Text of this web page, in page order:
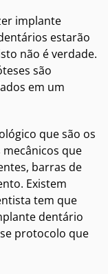
implante
estarão
não é verdade.
são
em um
que são os
que
barras de
Existem
tem que
dentário
protocolo que